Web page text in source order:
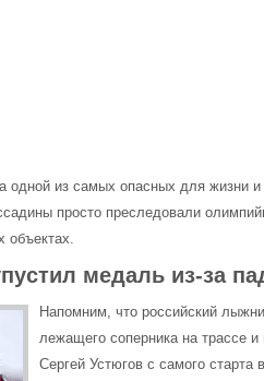
одной из самых опасных для жизни и
просто преследовали
объектах.
медаль из-за
Напомним, что российский
лежащего соперника на трассе
Сергей Устюгов с самого